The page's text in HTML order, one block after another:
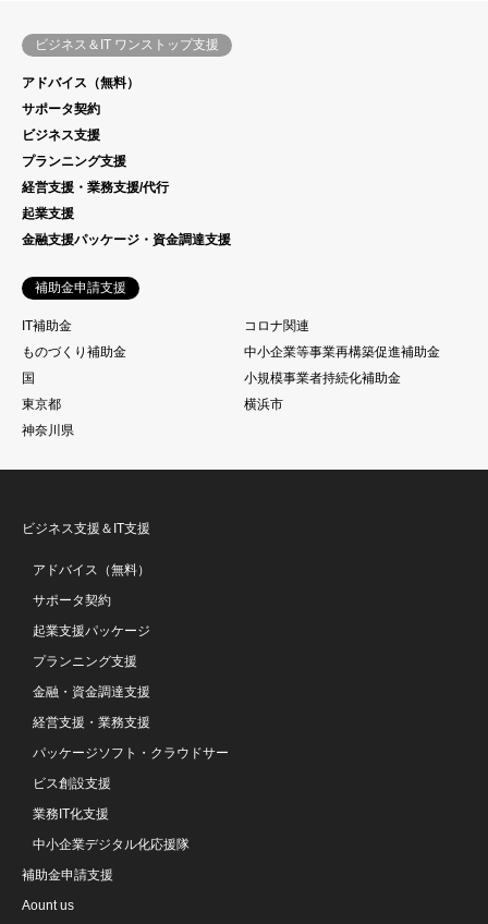
ビジネス＆IT ワンストップ支援
アドバイス（無料）
サポータ契約
ビジネス支援
プランニング支援
経営支援・業務支援/代行
起業支援
金融支援パッケージ・資金調達支援
補助金申請支援
IT補助金
コロナ関連
ものづくり補助金
中小企業等事業再構築促進補助金
国
小規模事業者持続化補助金
東京都
横浜市
神奈川県
ビジネス支援＆IT支援
アドバイス（無料）
サポータ契約
起業支援パッケージ
プランニング支援
金融・資金調達支援
経営支援・業務支援
パッケージソフト・クラウドサー
ビス創設支援
業務IT化支援
中小企業デジタル化応援隊
補助金申請支援
Aount us